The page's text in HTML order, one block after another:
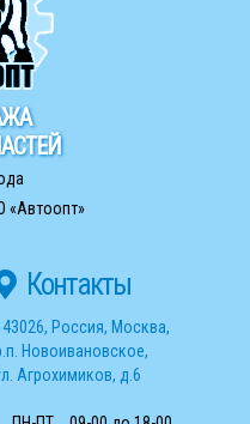
«Автоопт»
Контакты
, Россия, Москва,
Новоивановское,
Агрохимиков, д.6